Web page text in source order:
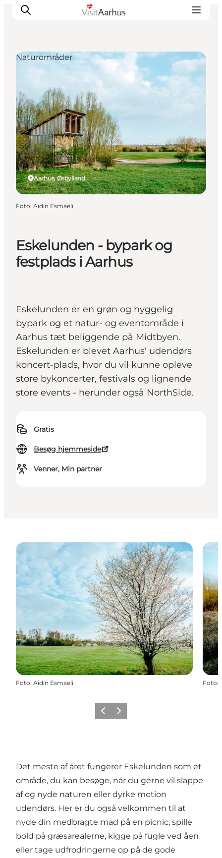
Oplevelser
Kalender
Byer og steder
Planlæg ferien
Transport
Eskelunden - bypark og
festplads i Aarhus
Eskelunden er en grøn og hyggelig
bypark og et natur- og eventområde i
Aarhus tæt beliggende på Midtbyen.
Eskelunden er blevet Aarhus' udendørs
koncert-plads, hvor du vil kunne opleve
store bykoncerter, festivals og lignende
store events - herunder også NorthSide.
Gratis
Besøg hjemmeside
Venner, Min partner
Aarhus, Østjylland
Naturområder
Foto: Aidin Esmaeli
Foto: Aidin Esmaeli Foto:
ForrigeNæste
Det meste af året fungerer Eskelunden som et
område, du kan besøge, når du gerne vil slappe
af og nyde naturen eller dyrke motion
udendørs. Her er du også velkommen til at
nyde din medbragte mad på en picnic, spille
bold på græsarealerne, kigge på fugle ved åen
eller tage udfrodringerne op på de gode